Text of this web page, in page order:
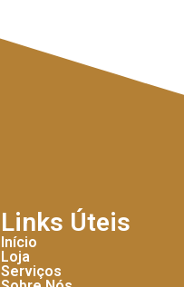
Links Úteis
Início
Loja
Serviços